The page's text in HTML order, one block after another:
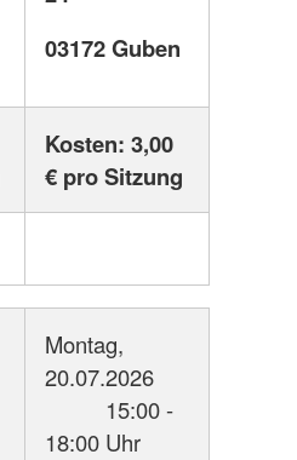
03172 Guben
Kosten: 3,00
€ pro Sitzung
Montag,
20.07.2026
15:00 -
18:00 Uhr